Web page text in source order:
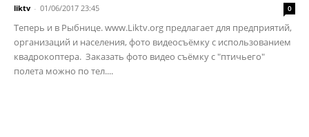
liktv - 01/06/2017 23:45 0
Теперь и в Рыбнице. www.Liktv.org предлагает для предприятий,
организаций и населения, фото видеосъёмку с использованием
квадрокоптера. Заказать фото видео съёмку с "птичьего"
полета можно по тел....